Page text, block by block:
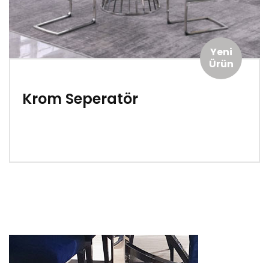
Yeni
Ürün
Krom Seperatör